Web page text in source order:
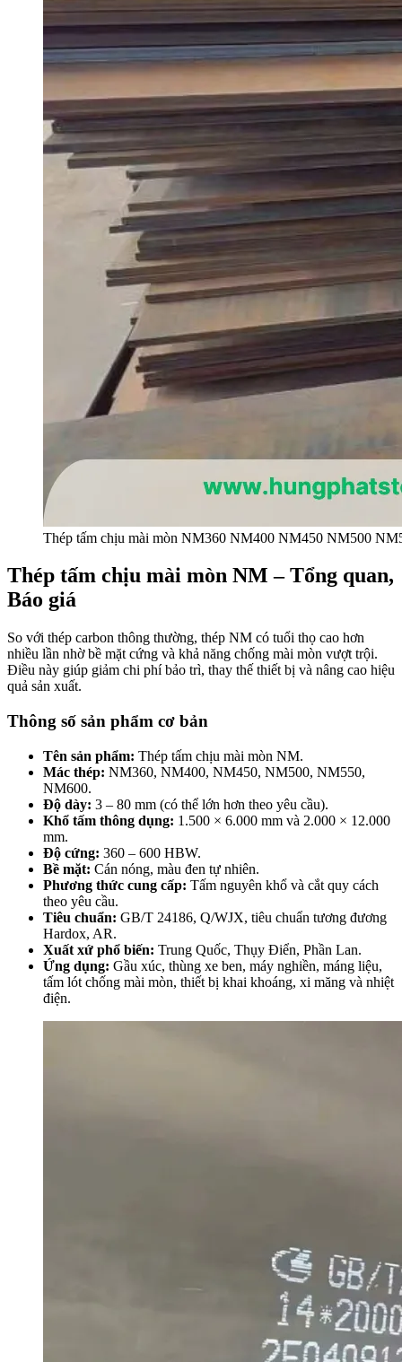
Thép tấm chịu mài mòn NM360 NM400 NM450 NM500
Thép tấm chịu mài mòn NM – Tổng quan,
Báo giá
So với thép carbon thông thường, thép NM có tuổi thọ cao hơn
nhiều lần nhờ bề mặt cứng và khả năng chống mài mòn vượt trội.
Điều này giúp giảm chi phí bảo trì, thay thế thiết bị và nâng cao hiệu
quả sản xuất.
Thông số sản phẩm cơ bản
Tên sản phẩm: Thép tấm chịu mài mòn NM.
Mác thép: NM360, NM400, NM450, NM500, NM550,
NM600.
Độ dày: 3 – 80 mm (có thể lớn hơn theo yêu cầu).
Khổ tấm thông dụng: 1.500 × 6.000 mm và 2.000 × 12.000
mm.
Độ cứng: 360 – 600 HBW.
Bề mặt: Cán nóng, màu đen tự nhiên.
Phương thức cung cấp: Tấm nguyên khổ và cắt quy cách
theo yêu cầu.
Tiêu chuẩn: GB/T 24186, Q/WJX, tiêu chuẩn tương đương
Hardox, AR.
Xuất xứ phổ biến: Trung Quốc, Thụy Điển, Phần Lan.
Ứng dụng: Gầu xúc, thùng xe ben, máy nghiền, máng liệu,
tấm lót chống mài mòn, thiết bị khai khoáng, xi măng và nhiệt
điện.